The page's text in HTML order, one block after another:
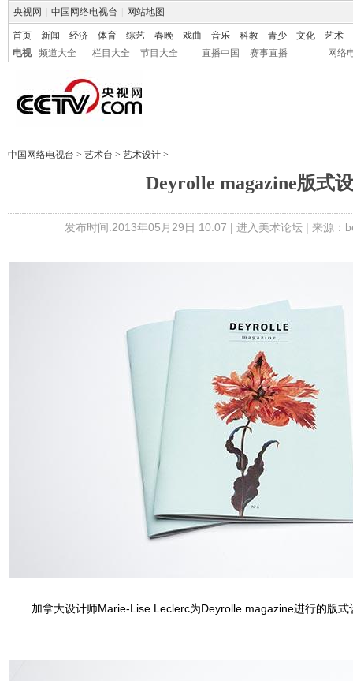
央视网 中国网络电视台 网站地图
首页 新闻 经济 体育 综艺 春晚 戏曲 音乐 科教 青少 文化
艺术
电视
频道大全 栏目大全 节目大全 直播中国 赛事直播 网络
中国网络电视台 > 艺术台 > 艺术设计 >
Deyrolle magazine版式
发布时间:2013年05月29日 10:07 | 进入美术论坛 | 来源：
加拿大设计师Marie-Lise Leclerc为Deyrolle magazine进行的版式